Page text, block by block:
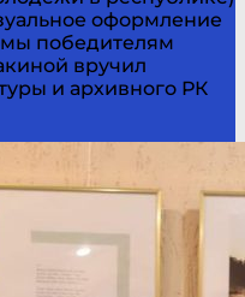
оформление
победителям
вручил
и архивного РК